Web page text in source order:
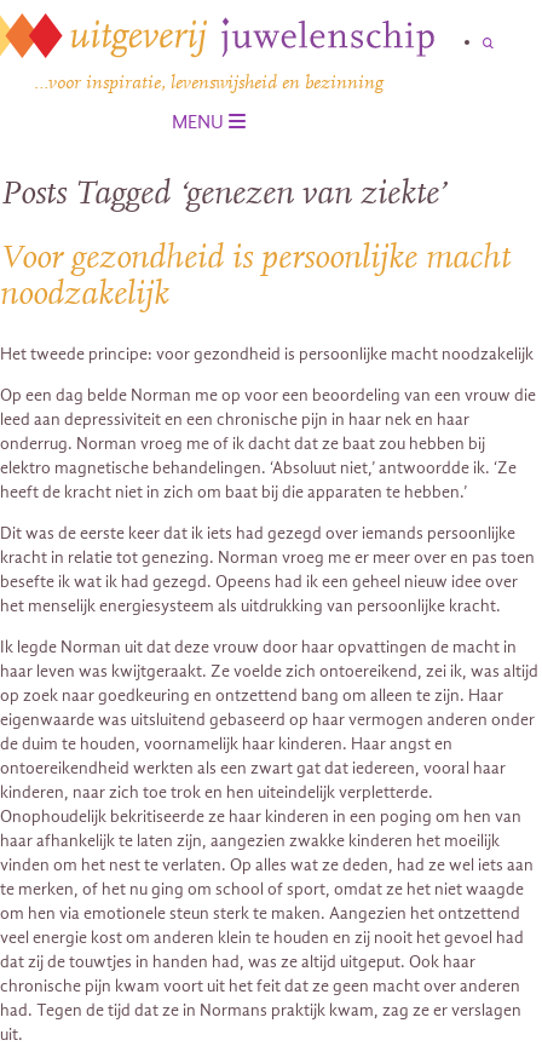
…voor inspiratie, levenswijsheid en bezinning
MENU
Posts Tagged ‘genezen van ziekte’
Voor gezondheid is persoonlijke macht
noodzakelijk
Het tweede principe: voor gezondheid is persoonlijke macht noodzakelijk
Op een dag belde Norman me op voor een beoordeling van een vrouw die
leed aan depressiviteit en een chronische pijn in haar nek en haar
onderrug. Norman vroeg me of ik dacht dat ze baat zou hebben bij
elektro­ magnetische behandelingen. ‘Absoluut niet,’ antwoordde ik. ‘Ze
heeft de kracht niet in zich om baat bij die apparaten te hebben.’
Dit was de eerste keer dat ik iets had gezegd over iemands persoonlijke
kracht in relatie tot genezing. Norman vroeg me er meer over en pas toen
besefte ik wat ik had gezegd. Opeens had ik een geheel nieuw idee over
het menselijk energiesysteem als uitdrukking van persoonlijke kracht.
Ik legde Norman uit dat deze vrouw door haar opvattingen de macht in
haar leven was kwijtgeraakt. Ze voelde zich ontoereikend, zei ik, was altijd
op zoek naar goedkeuring en ontzettend bang om alleen te zijn. Haar
eigenwaarde was uitsluitend gebaseerd op haar vermogen anderen onder
de duim te houden, voornamelijk haar kinderen. Haar angst en
ontoereikendheid werkten als een zwart gat dat iedereen, vooral haar
kinderen, naar zich toe trok en hen uiteindelijk verpletterde.
Onophoudelijk bekritiseerde ze haar kinderen in een poging om hen van
haar afhankelijk te laten zijn, aangezien zwakke kinderen het moeilijk
vinden om het nest te verlaten. Op alles wat ze deden, had ze wel iets aan
te merken, of het nu ging om school of sport, omdat ze het niet waagde
om hen via emotionele steun sterk te maken. Aangezien het ontzettend
veel energie kost om anderen klein te houden en zij nooit het gevoel had
dat zij de touwtjes in handen had, was ze altijd uitgeput. Ook haar
chronische pijn kwam voort uit het feit dat ze geen macht over anderen
had. Tegen de tijd dat ze in Normans praktijk kwam, zag ze er verslagen
uit.